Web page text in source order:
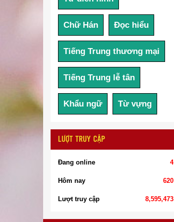
Chữ Hán Đọc hiểu
Tiếng Trung thương mại
Tiếng Trung lễ tân
Khẩu ngữ Từ vựng
LƯỢT TRUY CẬP
Đang online 4
Hôm nay 620
Lượt truy cập 8,595,473